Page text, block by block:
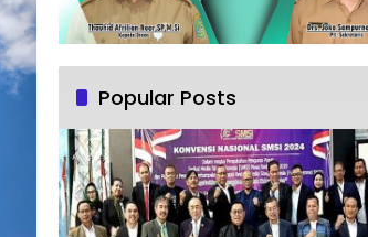
Popular Posts